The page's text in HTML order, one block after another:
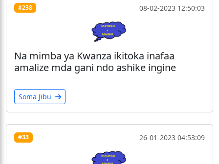
#238 08-02-2023 12:50:03
Na mimba ya Kwanza ikitoka inafaa
amalize mda gani ndo ashike ingine
Soma Jibu
#33 26-01-2023 04:53:09